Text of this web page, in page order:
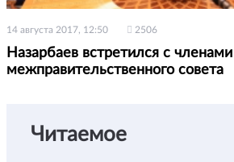
14 августа 2017, 12:50 2506
Назарбаев встретился с членами
межправительственного совета
Читаемое